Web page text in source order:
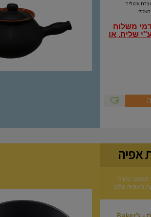
איטליה
משלוח
או
אפיה
הנמכר ביותר
האפיה שלנו